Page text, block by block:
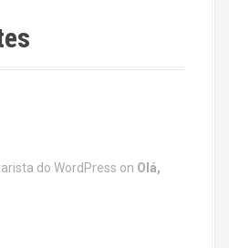
do WordPress on Olá,